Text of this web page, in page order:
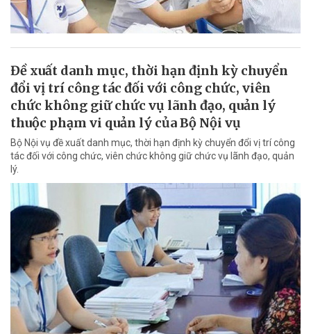
Đề xuất danh mục, thời hạn định kỳ chuyển
đổi vị trí công tác đối với công chức, viên
chức không giữ chức vụ lãnh đạo, quản lý
thuộc phạm vi quản lý của Bộ Nội vụ
Bộ Nội vụ đề xuất danh mục, thời hạn định kỳ chuyển đổi vị trí công
tác đối với công chức, viên chức không giữ chức vụ lãnh đạo, quản
lý.